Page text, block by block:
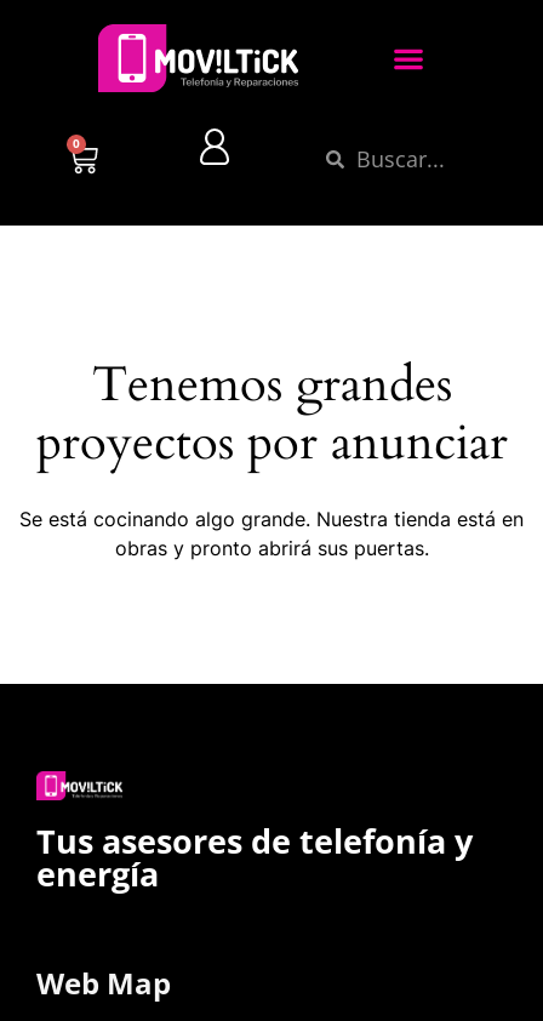
0
Tenemos grandes
proyectos por anunciar
Se está cocinando algo grande. Nuestra tienda está en
obras y pronto abrirá sus puertas.
Tus asesores de telefonía y
energía
Web Map